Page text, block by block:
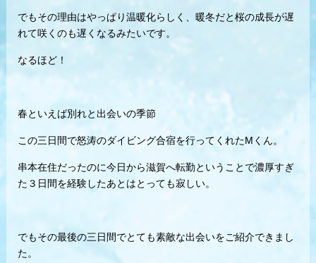
でもその理由はやっぱり温暖化らしく、暖冬だと桜の成長が遅
れて咲くのも遅くなるみたいです。
なるほど！
春といえば別れと出会いの季節
この三日間で怒涛のダイビング合宿を行ってくれたMくん。
串本在住だったのに今日から滋賀へ転勤ということで濃厚すぎ
た３日間を経験したあとはとっても寂しい。
でもその最後の三日間でとても素敵な出会いをご紹介できまし
た。